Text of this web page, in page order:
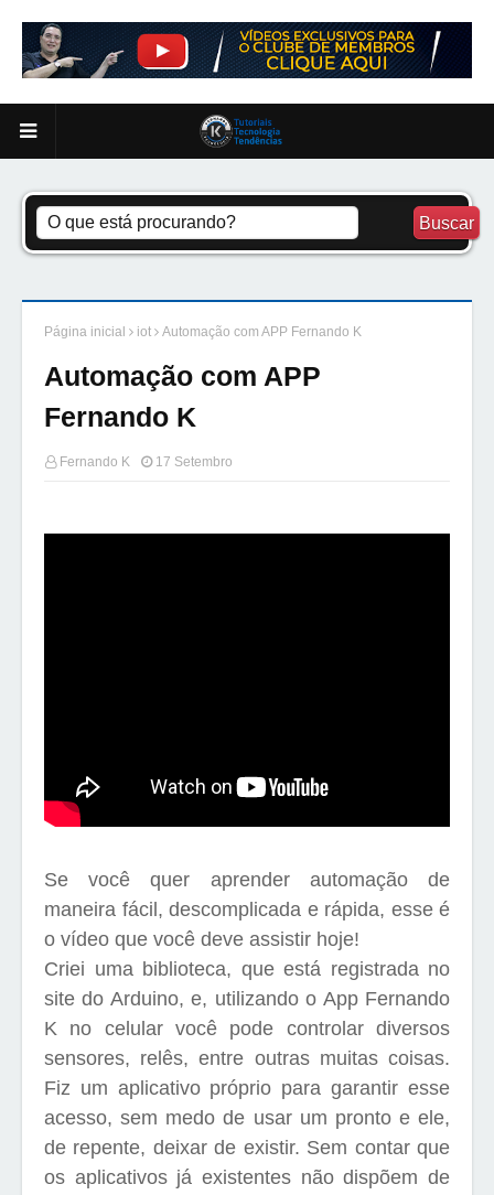
Página inicial iot Automação com APP Fernando K
Automação com APP
Fernando K
Fernando K 17 Setembro
Se você quer aprender automação de
maneira fácil, descomplicada e rápida, esse é
o vídeo que você deve assistir hoje!
Criei uma biblioteca, que está registrada no
site do Arduino, e, utilizando o App Fernando
K no celular você pode controlar diversos
sensores, relês, entre outras muitas coisas.
Fiz um aplicativo próprio para garantir esse
acesso, sem medo de usar um pronto e ele,
de repente, deixar de existir. Sem contar que
os aplicativos já existentes não dispõem de